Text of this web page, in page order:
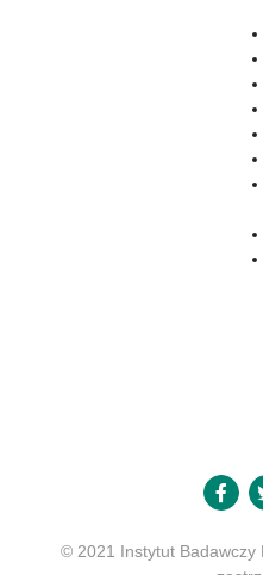
© 2021 Instytut Badawczy